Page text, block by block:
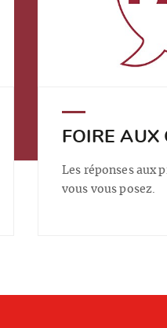
FOIRE AUX
Les réponses aux
vous vous posez.